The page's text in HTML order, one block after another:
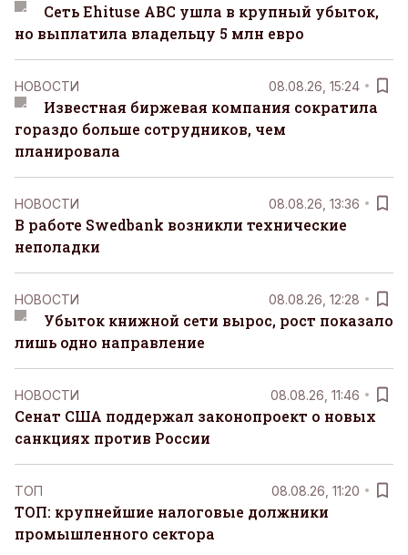
Сеть Ehituse ABC ушла в крупный убыток,
но выплатила владельцу 5 млн евро
НОВОСТИ 08.08.26, 15:24
Известная биржевая компания сократила
гораздо больше сотрудников, чем
планировала
НОВОСТИ 08.08.26, 13:36
В работе Swedbank возникли технические
неполадки
НОВОСТИ 08.08.26, 12:28
Убыток книжной сети вырос, рост показало
лишь одно направление
НОВОСТИ 08.08.26, 11:46
Сенат США поддержал законопроект о новых
санкциях против России
ТОП 08.08.26, 11:20
ТОП: крупнейшие налоговые должники
промышленного сектора